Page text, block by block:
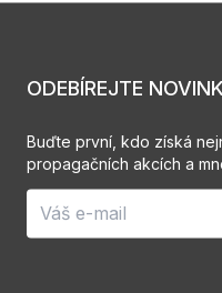
ODEBÍREJTE
Buďte první, kdo získá
propagačních akcích a